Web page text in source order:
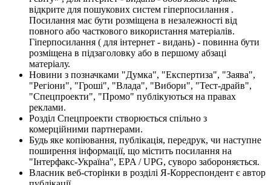
відкрите для пошукових систем гіперпосилання .
Посилання має бути розміщена в незалежності від
повного або часткового використання матеріалів.
Гіперпосилання ( для інтернет - видань) - повинна бути
розміщена в підзаголовку або в першому абзаці
матеріалу.
Новини з позначками "Думка", "Експертиза", "Заява",
"Регіони", "Гроші", "Влада", "Вибори", "Тест-драйв",
"Спецпроекти", "Промо" публікуються на правах
реклами.
Розділ Спецпроекти створюється спільно з
комерційними партнерами.
Будь яке копіювання, публікація, передрук, чи наступне
поширення інформації, що містить посилання на
"Інтерфакс-Україна", EPA / UPG, суворо забороняється.
Власник веб-сторінки в розділі Я-Корреспондент є автор